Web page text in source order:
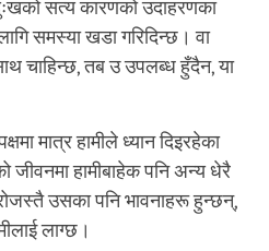
सत्य कारणको उदाहरणका
समस्या खडा गरिदिन्छ। वा
चाहिन्छ, तब उ उपलब्ध हुँदैन, या
मात्र हामीले ध्यान दिइरहेका
जीवनमा हामीबाहेक पनि अन्य धेरै
उसका पनि भावनाहरू हुन्छन्,
लाग्छ।